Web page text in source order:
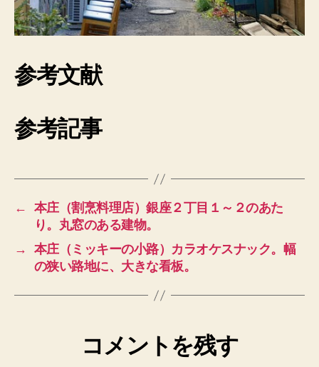
参考文献
参考記事
←
本庄（割烹料理店）銀座２丁目１～２のあた
り。丸窓のある建物。
→
本庄（ミッキーの小路）カラオケスナック。幅
の狭い路地に、大きな看板。
コメントを残す